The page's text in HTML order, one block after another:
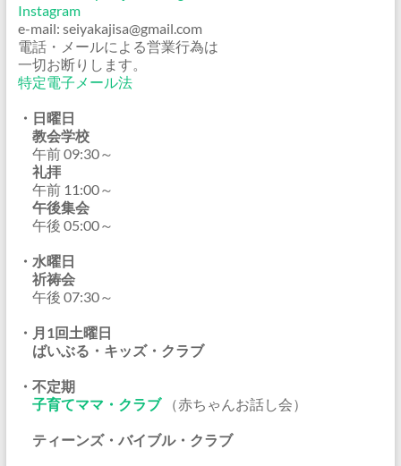
Instagram
e-mail: seiyakajisa@gmail.com
電話・メールによる営業行為は
一切お断りします。
特定電子メール法
・日曜日
教会学校
午前 09:30～
礼拝
午前 11:00～
午後集会
午後 05:00～
・水曜日
祈祷会
午後 07:30～
・月1回土曜日
ばいぶる・キッズ・クラブ
・不定期
子育てママ・クラブ（赤ちゃんお話し会）
ティーンズ・バイブル・クラブ